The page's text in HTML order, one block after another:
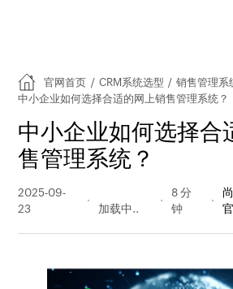
官网首页 / CRM系统选型 / 销售管理系
中小企业如何选择合适的网上销售管理系统？
中小企业如何选择合
售管理系统？
2025-09-
23
量
8 分
钟
官